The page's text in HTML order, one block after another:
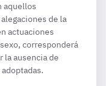
aquellos
de la
actuaciones
corresponderá
la ausencia de